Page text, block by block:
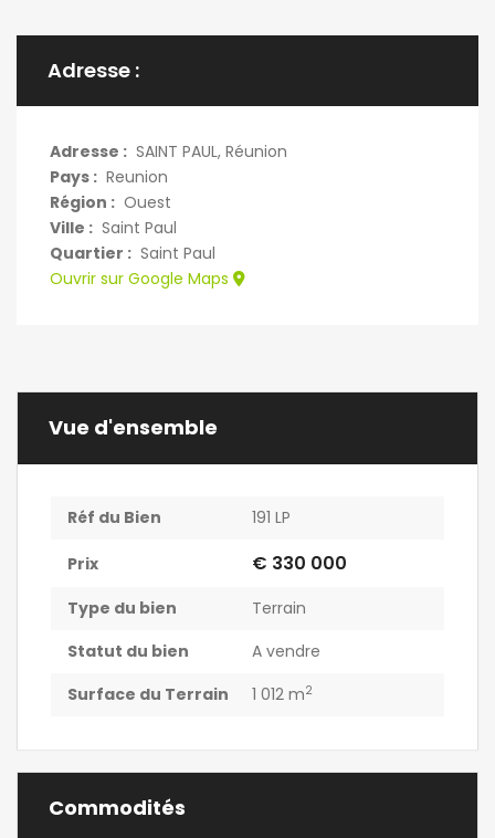
Adresse :
Adresse : SAINT PAUL, Réunion
Pays : Reunion
Région : Ouest
Ville : Saint Paul
Quartier : Saint Paul
Ouvrir sur Google Maps
Vue d'ensemble
Réf du Bien 191 LP
Prix € 330 000
Type du bien
Terrain
Statut du bien
A vendre
Surface du Terrain
1 012 m2
Commodités